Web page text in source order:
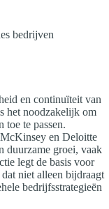
bedrijven
en continuïteit van
het noodzakelijk om
toe te passen.
McKinsey en Deloitte
duurzame groei, vaak
legt de basis voor
niet alleen bijdraagt
bedrijfsstrategieën